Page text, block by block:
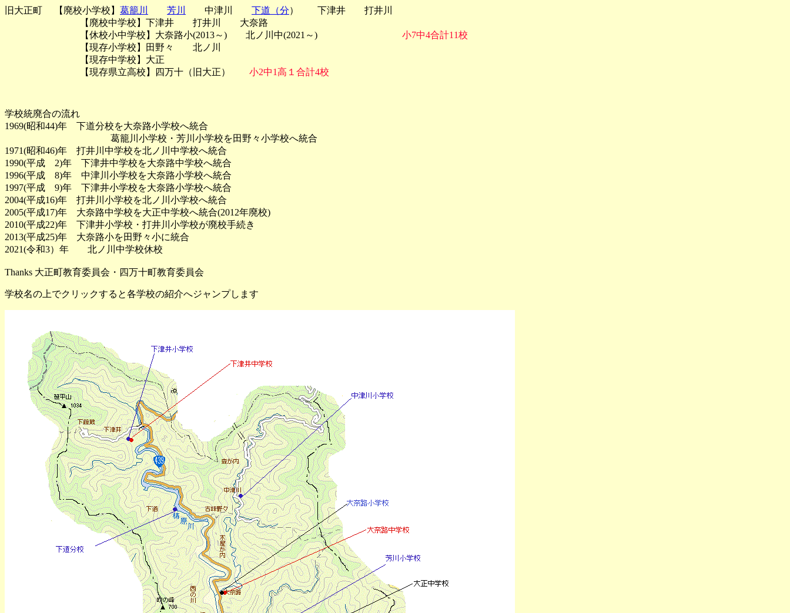
旧大正町 【廃校小学校】 葛籠川 芳川 中津川 下道（分） 下津井 打井川
【廃校中学校】下津井 打井川 大奈路
【休校小中学校】大奈路小(2013～) 北ノ川中(2021～) 小7中4合計11校
【現存小学校】田野々 北ノ川
【現存中学校】大正
【現存県立高校】四万十（旧大正） 小2中1高１合計4校
学校統廃合の流れ
1969(昭和44)年 下道分校を大奈路小学校へ統合
葛籠川小学校・芳川小学校を田野々小学校へ統合
1971(昭和46)年 打井川中学校を北ノ川中学校へ統合
1990(平成 2)年 下津井中学校を大奈路中学校へ統合
1996(平成 8)年 中津川小学校を大奈路小学校へ統合
1997(平成 9)年 下津井小学校を大奈路小学校へ統合
2004(平成16)年 打井川小学校を北ノ川小学校へ統合
2005(平成17)年 大奈路中学校を大正中学校へ統合(2012年廃校)
2010(平成22)年 下津井小学校・打井川小学校が廃校手続き
2013(平成25)年 大奈路小を田野々小に統合
2021(令和3）年 北ノ川中学校休校
Thanks 大正町教育委員会・四万十町教育委員会
学校名の上でクリックすると各学校の紹介へジャンプします